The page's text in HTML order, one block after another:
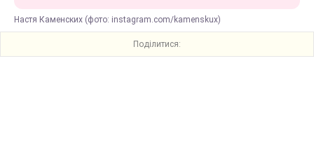
Настя Каменских (фото: instagram.com/kamenskux)
Поділитися: